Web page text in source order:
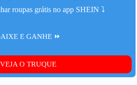
roupas grátis no app SHEIN ⤵️
E GANHE ⏩
VEJA O TRUQUE